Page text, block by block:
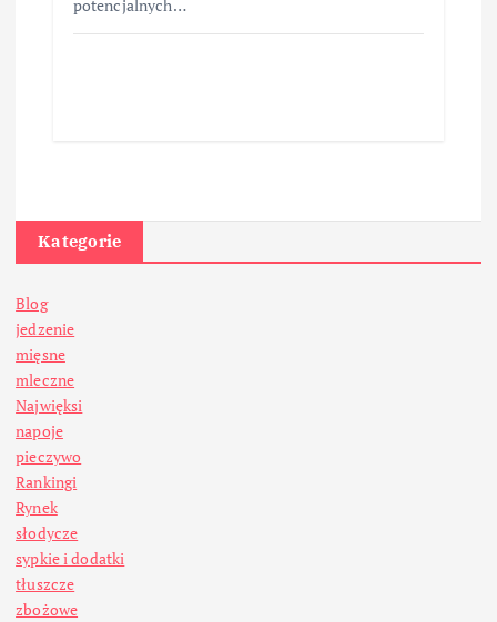
potencjalnych…
Kategorie
Blog
jedzenie
mięsne
mleczne
Najwięksi
napoje
pieczywo
Rankingi
Rynek
słodycze
sypkie i dodatki
tłuszcze
zbożowe